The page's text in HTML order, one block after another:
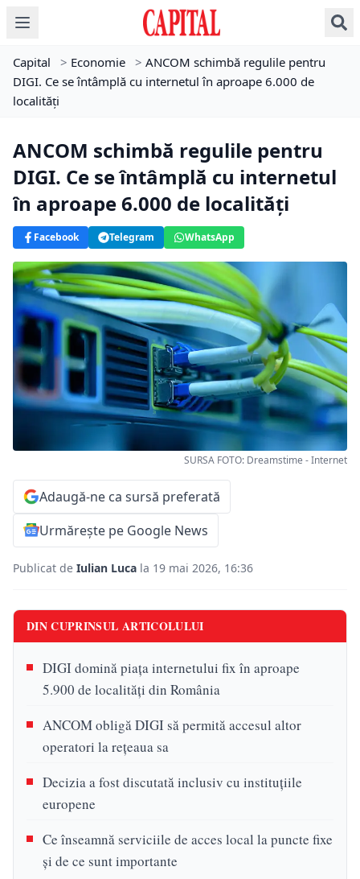
Capital > Economie > ANCOM schimbă regulile pentru
DIGI. Ce se întâmplă cu internetul în aproape 6.000 de
localități
ANCOM schimbă regulile pentru
DIGI. Ce se întâmplă cu internetul
în aproape 6.000 de localități
Facebook Telegram WhatsApp
SURSA FOTO: Dreamstime - Internet
Adaugă-ne ca sursă preferată
Urmărește pe Google News
Publicat de Iulian Luca la 19 mai 2026, 16:36
DIN CUPRINSUL ARTICOLULUI
DIGI domină piața internetului fix în aproape
5.900 de localități din România
ANCOM obligă DIGI să permită accesul altor
operatori la rețeaua sa
Decizia a fost discutată inclusiv cu instituțiile
europene
Ce înseamnă serviciile de acces local la puncte fixe
și de ce sunt importante